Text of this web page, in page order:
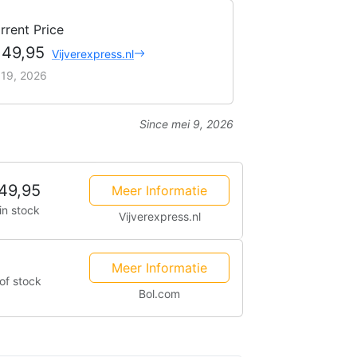
Price
Vijverexpress.nl
2026
Since mei 9, 2026
in stock
Meer Informatie
Vijverexpress.nl
stock
Meer Informatie
Bol.com